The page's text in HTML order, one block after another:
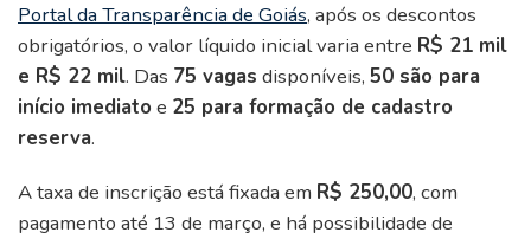
Portal da Transparência de Goiás, após os descontos
obrigatórios, o valor líquido inicial varia entre R$ 21 mil
e R$ 22 mil. Das 75 vagas disponíveis, 50 são para
início imediato e 25 para formação de cadastro
reserva.
A taxa de inscrição está fixada em R$ 250,00, com
pagamento até 13 de março, e há possibilidade de